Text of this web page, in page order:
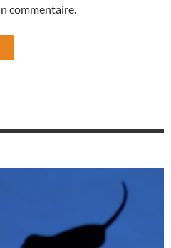
commentaire.